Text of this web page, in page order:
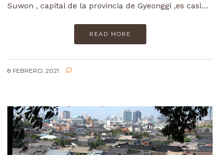
Suwon , capital de la provincia de Gyeonggi ,es casi…
READ MORE
8 FEBRERO, 2021